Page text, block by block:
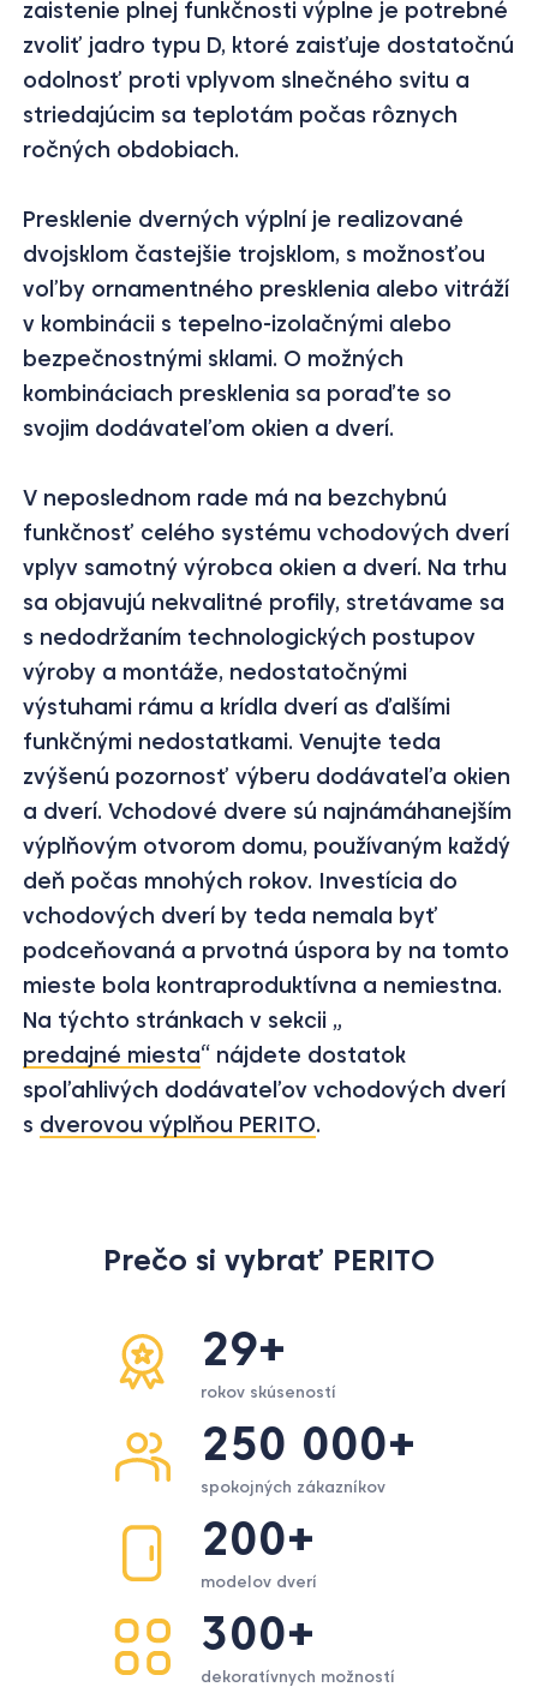
zaistenie plnej funkčnosti výplne je potrebné
zvoliť jadro typu D, ktoré zaisťuje dostatočnú
odolnosť proti vplyvom slnečného svitu a
striedajúcim sa teplotám počas rôznych
ročných obdobiach.
Presklenie dverných výplní je realizované
dvojsklom častejšie trojsklom, s možnosťou
voľby ornamentného presklenia alebo vitráží
v kombinácii s tepelno-izolačnými alebo
bezpečnostnými sklami. O možných
kombináciach presklenia sa poraďte so
svojim dodávateľom okien a dverí.
V neposlednom rade má na bezchybnú
funkčnosť celého systému vchodových dverí
vplyv samotný výrobca okien a dverí. Na trhu
sa objavujú nekvalitné profily, stretávame sa
s nedodržaním technologických postupov
výroby a montáže, nedostatočnými
výstuhami rámu a krídla dverí as ďalšími
funkčnými nedostatkami. Venujte teda
zvýšenú pozornosť výberu dodávateľa okien
a dverí. Vchodové dvere sú najnámáhanejším
výplňovým otvorom domu, používaným každý
deň počas mnohých rokov. Investícia do
vchodových dverí by teda nemala byť
podceňovaná a prvotná úspora by na tomto
mieste bola kontraproduktívna a nemiestna.
Na týchto stránkach v sekcii „
predajné miesta“ nájdete dostatok
spoľahlivých dodávateľov vchodových dverí
s dverovou výplňou PERITO.
Prečo si vybrať PERITO
29+
rokov skúseností
250 000+
spokojných zákazníkov
200+
modelov dverí
300+
dekoratívnych možností